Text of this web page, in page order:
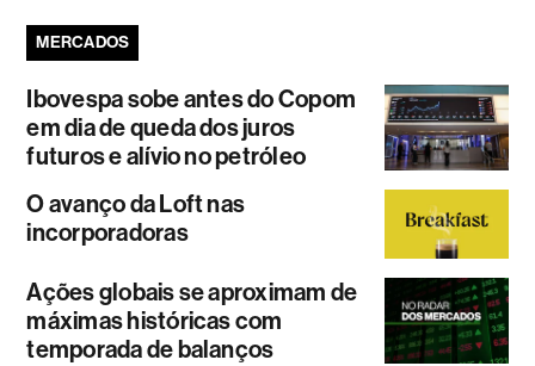
MERCADOS
Ibovespa sobe antes do Copom
em dia de queda dos juros
futuros e alívio no petróleo
O avanço da Loft nas
incorporadoras
Ações globais se aproximam de
máximas históricas com
temporada de balanços